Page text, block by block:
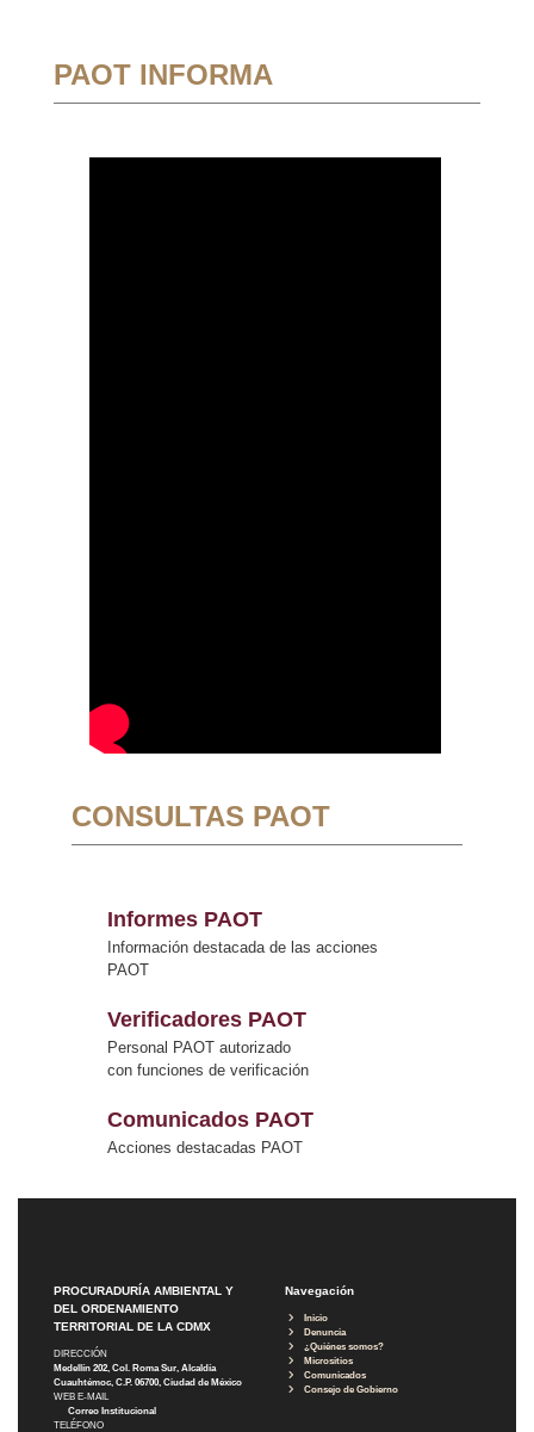
PAOT INFORMA
CONSULTAS PAOT
Informes PAOT
Información destacada de las acciones
PAOT
Verificadores PAOT
Personal PAOT autorizado
con funciones de verificación
Comunicados PAOT
Acciones destacadas PAOT
PROCURADURÍA AMBIENTAL Y
DEL ORDENAMIENTO
TERRITORIAL DE LA CDMX
DIRECCIÓN
Medellín 202, Col. Roma Sur, Alcaldía
Cuauhtémoc, C.P. 06700, Ciudad de México
WEB E-MAIL
Correo Institucional
TELÉFONO
Navegación
Inicio
Denuncia
¿Quiénes somos?
Micrositios
Comunicados
Consejo de Gobierno